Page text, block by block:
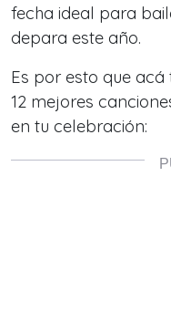
fecha ideal para
depara este año.
Es por esto que
12 mejores
en tu celebración: